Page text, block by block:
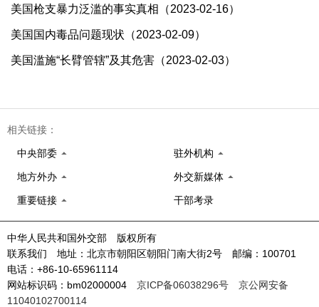
美国枪支暴力泛滥的事实真相（2023-02-16）
美国国内毒品问题现状（2023-02-09）
美国滥施“长臂管辖”及其危害（2023-02-03）
相关链接：
中央部委 驻外机构
地方外办 外交新媒体
重要链接 干部考录
中华人民共和国外交部 版权所有
联系我们 地址：北京市朝阳区朝阳门南大街2号 邮编：100701
电话：+86-10-65961114
网站标识码：bm02000004 京ICP备06038296号
京公网安备
11040102700114